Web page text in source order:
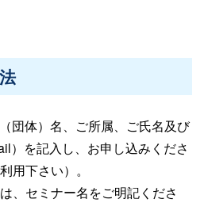
団体）名、ご所属、ご氏名及び
）を記入し、お申し込みくださ
用下さい）。
、セミナー名をご明記くださ